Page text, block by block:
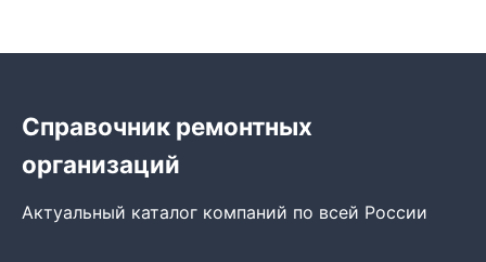
Справочник ремонтных
организаций
Актуальный каталог компаний по всей России